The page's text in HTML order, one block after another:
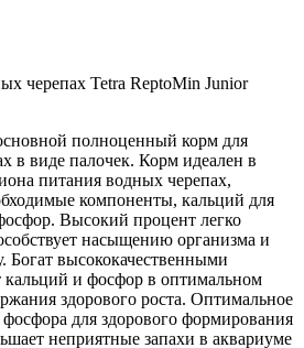
черепах Tetra ReptoMin Junior
полноценный корм для
в виде палочек. Корм идеален в
питания водных черепах,
компоненты, кальций для
Высокий процент легко
насыщению организма и
Богат высококачественными
и фосфор в оптимальном
здорового роста. Оптимальное
для здорового формирования
неприятные запахи в аквариуме